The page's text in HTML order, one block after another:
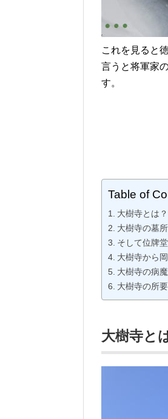
これを見ると
言うと将軍家
す。
Table of
大樹寺とは？
大樹寺の墓所
そして位牌堂
大樹寺から
大樹寺の病
大樹寺の所
大樹寺と